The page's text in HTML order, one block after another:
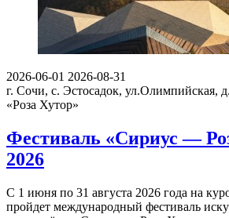
2026-06-01 2026-08-31
г. Сочи, с. Эстосадок, ул.Олимпийская,
«Роза Хутор»
Фестиваль «Сириус —
2026
С 1 июня по 31 августа 2026 года на
пройдет международный фестиваль